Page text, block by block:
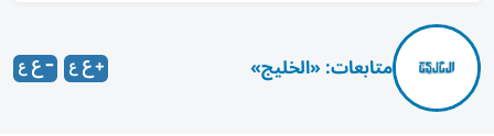
متابعات: «الخليج»